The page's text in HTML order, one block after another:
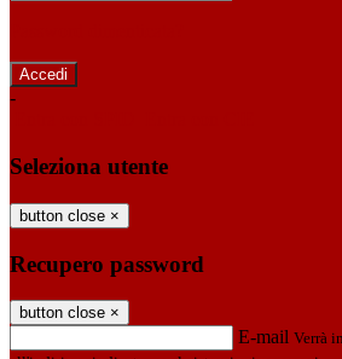
-
Seleziona utente
button close ×
Recupero password
button close ×
E-mail Verrà